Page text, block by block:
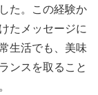
た。この経験か
たメッセージに
生活でも、美味
ンスを取ること